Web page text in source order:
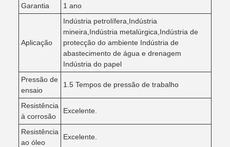
Garantia 1 ano
Aplicação
Indústria petrolífera,Indústria
mineira,Indústria metalúrgica,Indústria de
protecção do ambiente Indústria de
abastecimento de água e drenagem
Indústria do papel
Pressão de
ensaio
1.5 Tempos de pressão de trabalho
Resistência
à corrosão
Excelente.
Resistência
ao óleo
Excelente.